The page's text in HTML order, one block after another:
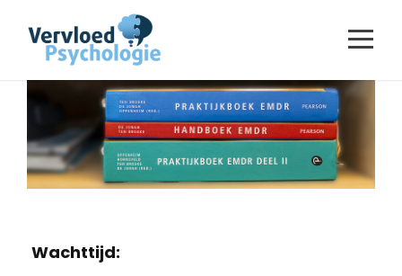
Wachttijd: